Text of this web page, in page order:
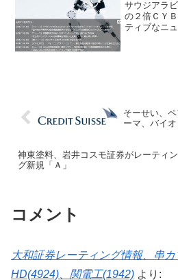
サウジアラ
の２倍ＣＹ
ティブなニ
締結したと
そーせい、
ーマ、バイ
神東塗料、岩井コスモ証券がレーティン
グ新規「Ａ」
コメント
大和証券レーティング情報、串
HD(4924)、関電工(1942) より: